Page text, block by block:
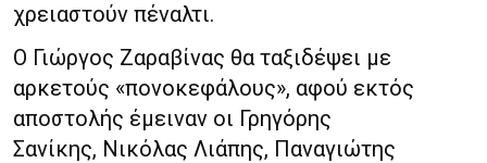
χρειαστούν πέναλτι.
Ο Γιώργος Ζαραβίνας θα ταξιδέψει με
αρκετούς «πονοκεφάλους», αφού εκτός
αποστολής έμειναν οι Γρηγόρης
Σανίκης, Νικόλας Λιάπης, Παναγιώτης